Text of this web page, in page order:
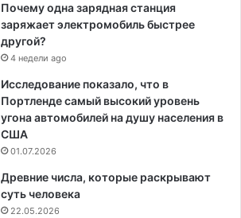
Почему одна зарядная станция
заряжает электромобиль быстрее
другой?
4 недели ago
Исследование показало, что в
Портленде самый высокий уровень
угона автомобилей на душу населения в
США
01.07.2026
Древние числа, которые раскрывают
суть человека
22.05.2026